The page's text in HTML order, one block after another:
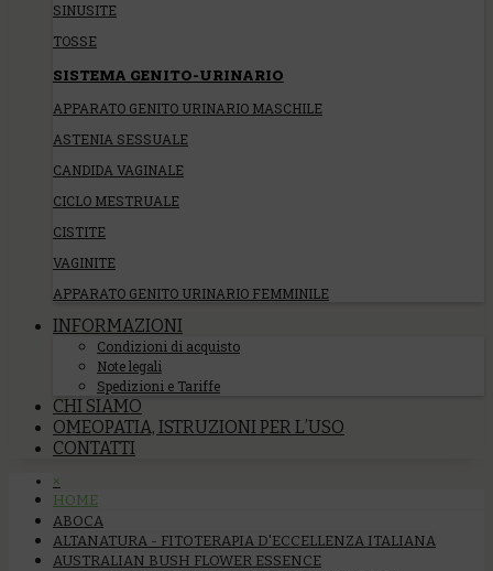
SINUSITE
TOSSE
SISTEMA GENITO-URINARIO
APPARATO GENITO URINARIO MASCHILE
ASTENIA SESSUALE
CANDIDA VAGINALE
CICLO MESTRUALE
CISTITE
VAGINITE
APPARATO GENITO URINARIO FEMMINILE
INFORMAZIONI
Condizioni di acquisto
Note legali
Spedizioni e Tariffe
CHI SIAMO
OMEOPATIA, ISTRUZIONI PER L’USO
CONTATTI
×
HOME
ABOCA
ALTANATURA - FITOTERAPIA D'ECCELLENZA ITALIANA
AUSTRALIAN BUSH FLOWER ESSENCE